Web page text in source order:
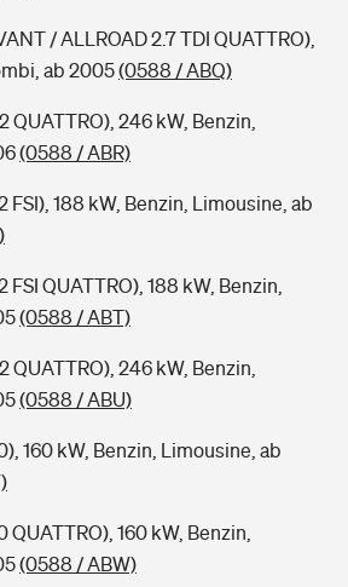
/ ALLROAD 2.7 TDI QUATTRO),
ab 2005(0588 / ABQ)
QUATTRO), 246 kW, Benzin,
(0588 / ABR)
FSI), 188 kW, Benzin, Limousine, ab
FSI QUATTRO), 188 kW, Benzin,
(0588 / ABT)
QUATTRO), 246 kW, Benzin,
(0588 / ABU)
160 kW, Benzin, Limousine, ab
QUATTRO), 160 kW, Benzin,
(0588 / ABW)